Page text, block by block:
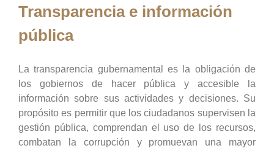
Transparencia e información
pública
La transparencia gubernamental es la obligación de
los gobiernos de hacer pública y accesible la
información sobre sus actividades y decisiones. Su
propósito es permitir que los ciudadanos supervisen la
gestión pública, comprendan el uso de los recursos,
combatan la corrupción y promuevan una mayor